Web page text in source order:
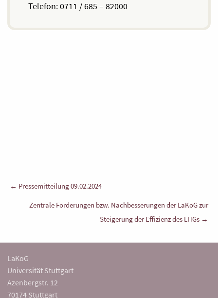
Telefon: 0711 / 685 – 82000
Beitragsnavigation
← Pressemitteilung 09.02.2024
Zentrale Forderungen bzw. Nachbesserungen der LaKoG zur
Steigerung der Effizienz des LHGs →
LaKoG
Universität Stuttgart
Azenbergstr. 12
70174 Stuttgart